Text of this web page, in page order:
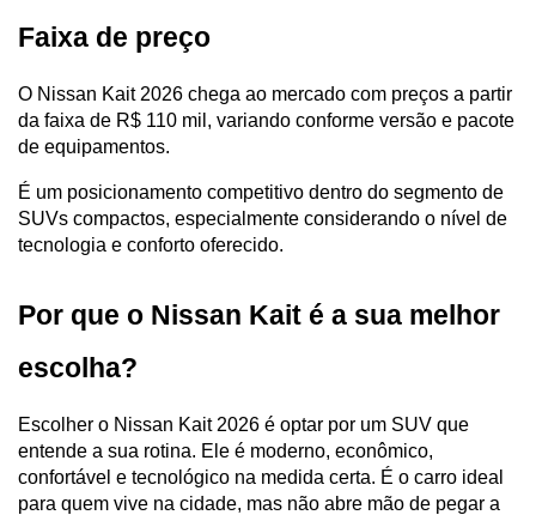
Faixa de preço
O Nissan Kait 2026 chega ao mercado com preços a partir
da faixa de R$ 110 mil, variando conforme versão e pacote
de equipamentos.
É um posicionamento competitivo dentro do segmento de
SUVs compactos, especialmente considerando o nível de
tecnologia e conforto oferecido.
Por que o Nissan Kait é a sua melhor
escolha?
Escolher o Nissan Kait 2026 é optar por um SUV que
entende a sua rotina. Ele é moderno, econômico,
confortável e tecnológico na medida certa. É o carro ideal
para quem vive na cidade, mas não abre mão de pegar a